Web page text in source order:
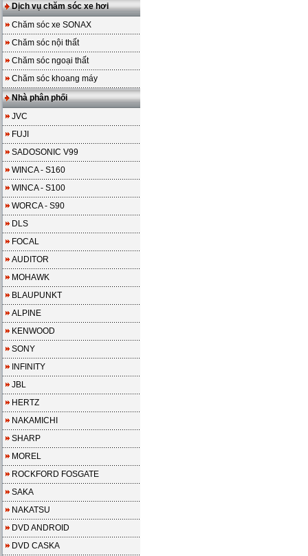
Dịch vụ chăm sóc xe hơi
Chăm sóc xe SONAX
Chăm sóc nội thất
Chăm sóc ngoại thất
Chăm sóc khoang máy
Nhà phân phối
JVC
FUJI
SADOSONIC V99
WINCA - S160
WINCA - S100
WORCA - S90
DLS
FOCAL
AUDITOR
MOHAWK
BLAUPUNKT
ALPINE
KENWOOD
SONY
INFINITY
JBL
HERTZ
NAKAMICHI
SHARP
MOREL
ROCKFORD FOSGATE
SAKA
NAKATSU
DVD ANDROID
DVD CASKA